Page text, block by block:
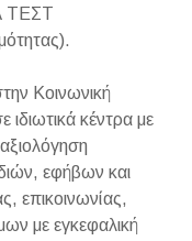
ΤΕΣΤ
Κοινωνική
κέντρα με
εφήβων και
επικοινωνίας,
με εγκεφαλική